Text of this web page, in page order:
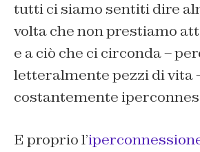
tutti ci siamo sentiti dire
volta che non prestiamo
e a ciò che ci circonda –
letteralmente pezzi di vita
costantemente
E proprio l’